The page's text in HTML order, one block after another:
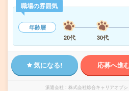
職場の雰囲気
年齢層
20代
30代
気になる! 応募へ進
派遣会社 株式会社綜合キャリアオプ